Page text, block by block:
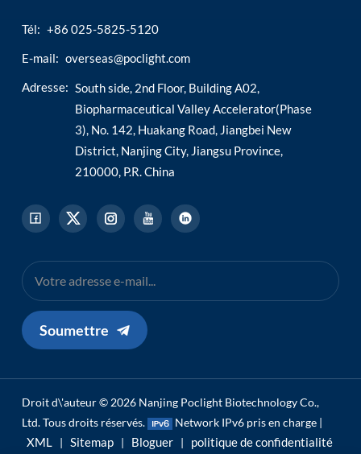
Tél: +86 025-5825-5120
E-mail: overseas@poclight.com
Adresse: South side, 2nd Floor, Building A02,
Biopharmaceutical Valley Accelerator(Phase
3), No. 142, Huakang Road, Jiangbei New
District, Nanjing City, Jiangsu Province,
210000, P.R. China
Soumettre
Droit d\'auteur © 2026 Nanjing Poclight Biotechnology Co.,
Ltd. Tous droits réservés.
Network IPv6 pris en charge |
XML | Sitemap | Bloguer | politique de confidentialité